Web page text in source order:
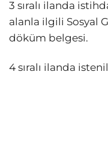
3 sıralı ilanda
alanla ilgili Sosyal
döküm belgesi.
4 sıralı ilanda